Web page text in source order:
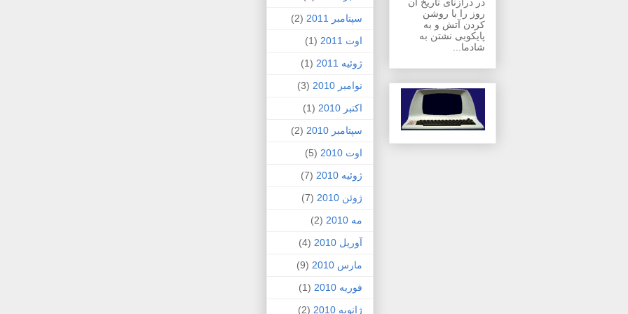
روز را با روشن
کردن آتش و به
پایکوبی نشتن به
شادما...
سپتامبر 2011
(2)
اوت 2011
(1)
ژوئیه 2011
(1)
نوامبر 2010
(3)
اکتبر 2010
(1)
سپتامبر 2010
(2)
اوت 2010
(5)
ژوئیه 2010
(7)
ژوئن 2010
(7)
مه 2010
(2)
آوریل 2010
(4)
مارس 2010
(9)
فوریه 2010
(1)
ژانویه 2010
(2)